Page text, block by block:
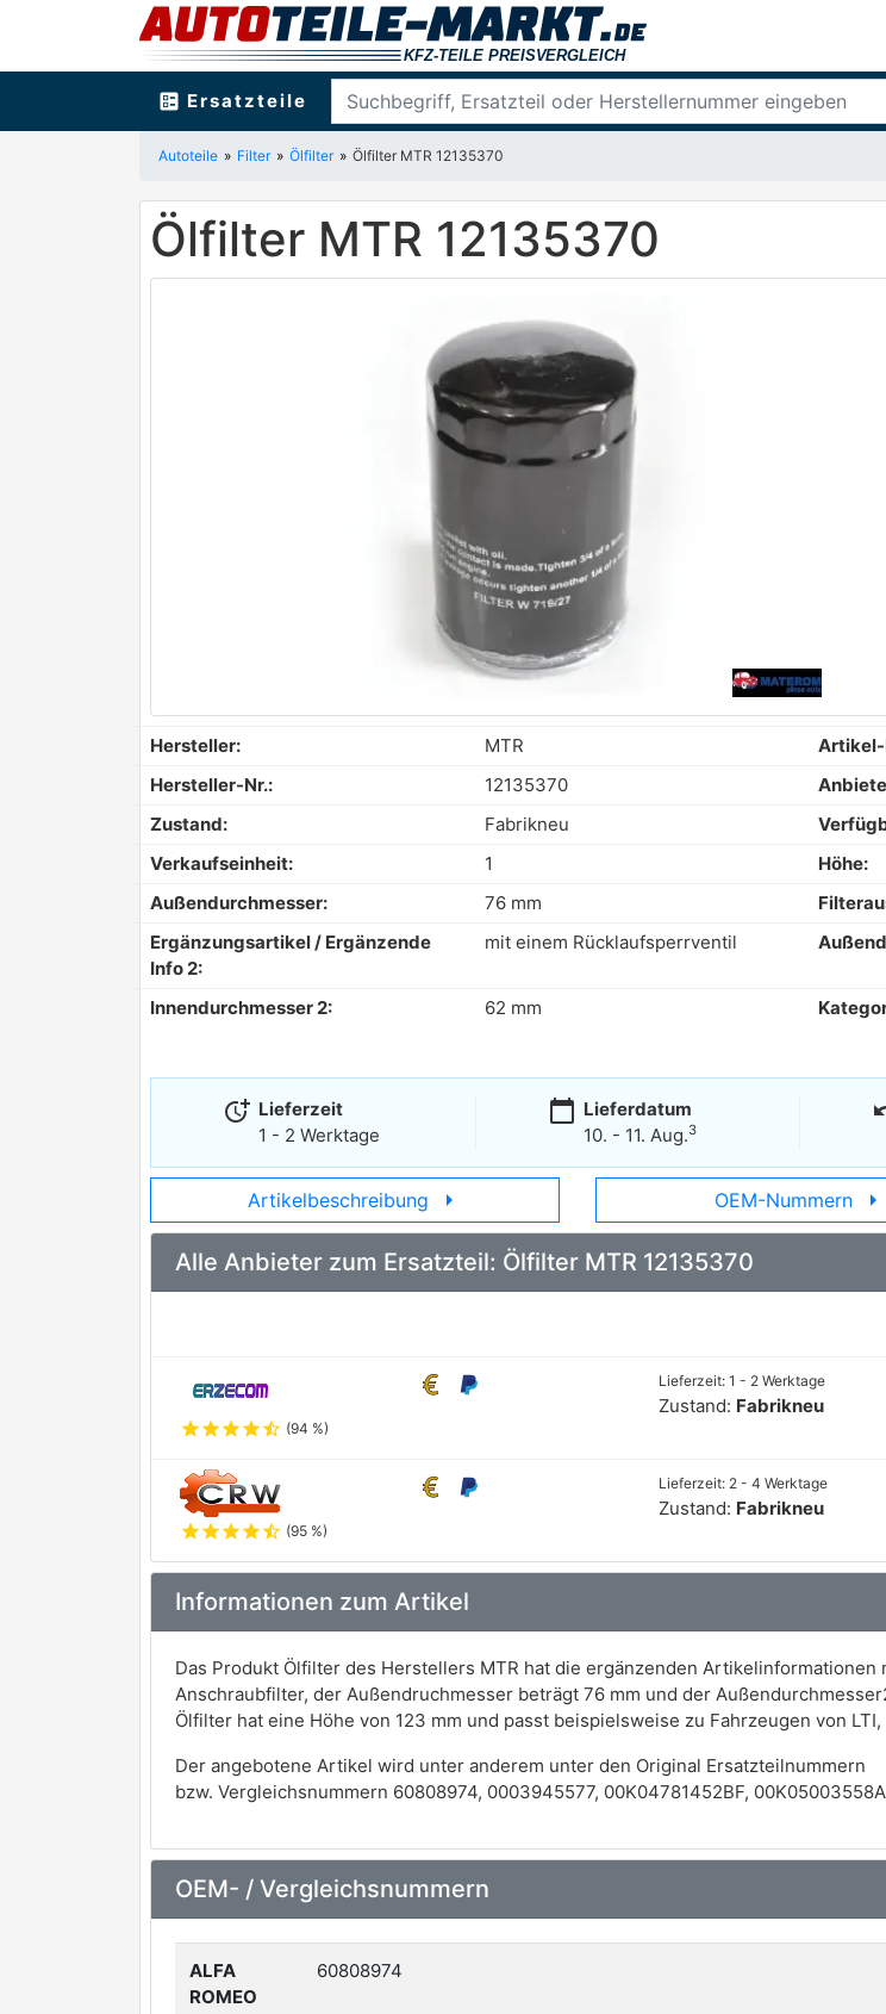
ballot Ersatzteile
Autoteile Filter Ölfilter Ölfilter MTR 12135370
Ölfilter MTR 12135370
Hersteller: MTR Artikel-
Hersteller-Nr.:
12135370
Zustand:
Fabrikneu
Verkaufseinheit:
1 Höhe:
Außendurchmesser:
76 mm
Ergänzungsartikel / Ergänzende
Info 2:
mit einem Rücklaufsperrventil
Innendurchmesser 2: 62 mm
more_time Lieferzeit
1 - 2 Werktage
calendar_today Lieferdatum
10. - 11. Aug.3
Artikelbeschreibung arrow_right OEM-Nummern arrow_right
Alle Anbieter zum Ersatzteil: Ölfilter MTR 12135370
starstarstarstarstar_half (94 %)
Lieferzeit: 1 - 2 Werktage
Zustand: Fabrikneu
starstarstarstarstar_half (95 %)
Lieferzeit: 2 - 4 Werktage
Zustand: Fabrikneu
Informationen zum Artikel
Das Produkt Ölfilter des Herstellers MTR hat die ergänzenden
Anschraubfilter, der Außendruchmesser beträgt 76 mm und der
Ölfilter hat eine Höhe von 123 mm und passt beispielsweise zu Fahrzeugen von LTI,
Der angebotene Artikel wird unter anderem unter den Original Ersatzteilnummern
bzw. Vergleichsnummern 60808974, 0003945577, 00K04781452BF,
OEM- / Vergleichsnummern
ALFA
ROMEO
60808974